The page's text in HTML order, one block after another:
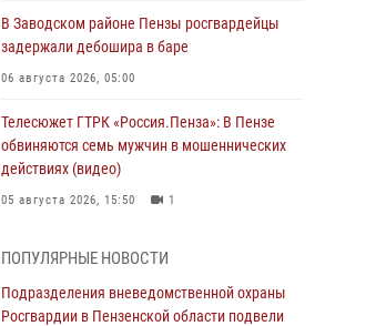
В Заводском районе Пензы росгвардейцы
задержали дебошира в баре
06 августа 2026, 05:00
Телесюжет ГТРК «Россия.Пенза»: В Пензе
обвиняются семь мужчин в мошеннических
действиях (видео)
05 августа 2026, 15:50 1
легендарного генерала Яковлева
05 августа 2026, 07:00
ПОПУЛЯРНЫЕ НОВОСТИ
Подразделения вневедомственной охраны
Росгвардии в Пензенской области подвели